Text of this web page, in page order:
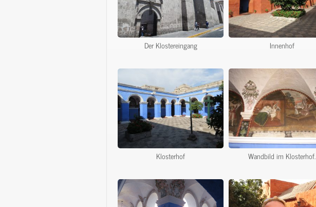
Der Klostereingang Innenhof
Klosterhof Wandbild im Klosterhof.